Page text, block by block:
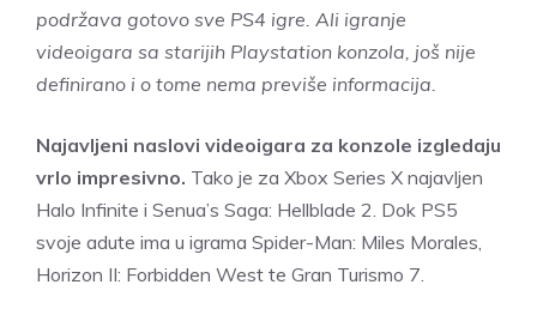
podržava gotovo sve PS4 igre. Ali igranje
videoigara sa starijih Playstation konzola, još nije
definirano i o tome nema previše informacija.
Najavljeni naslovi videoigara za konzole izgledaju
vrlo impresivno. Tako je za Xbox Series X najavljen
Halo Infinite i Senua’s Saga: Hellblade 2. Dok PS5
svoje adute ima u igrama Spider-Man: Miles Morales,
Horizon II: Forbidden West te Gran Turismo 7.